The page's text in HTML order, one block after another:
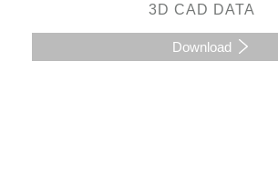
3D CAD DATA
Download